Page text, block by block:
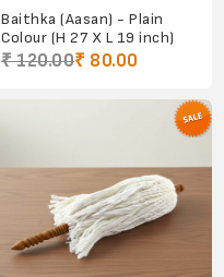
Baithka (Aasan) - Plain
Colour (H 27 X L 19 inch)
₹ 120.00₹ 80.00